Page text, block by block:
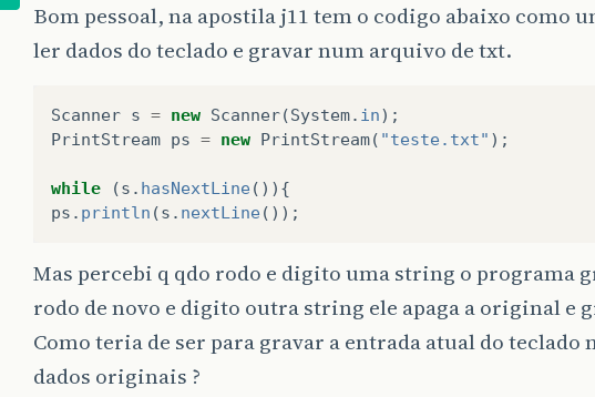
Bom pessoal, na apostila j11 tem o codigo abaixo como
ler dados do teclado e gravar num arquivo de txt.
Scanner s = new Scanner(System. in);
PrintStream ps = new PrintStream( "teste.txt" );
while (s . hasNextLine()){
ps . println (s . nextLine());
Mas percebi q qdo rodo e digito uma string o programa
rodo de novo e digito outra string ele apaga a original e
Como teria de ser para gravar a entrada atual do teclado
dados originais ?